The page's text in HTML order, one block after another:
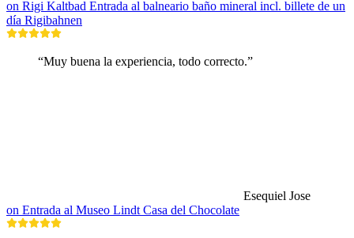
on Rigi Kaltbad Entrada al balneario baño mineral incl. billete de un
día Rigibahnen
“Muy buena la experiencia, todo correcto.”
Esequiel Jose
on Entrada al Museo Lindt Casa del Chocolate